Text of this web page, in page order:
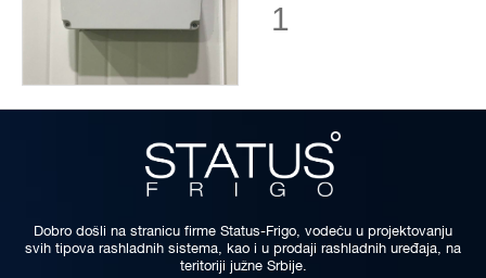
1
Dobro došli na stranicu firme Status-Frigo, vodeću u projektovanju
svih tipova rashladnih sistema, kao i u prodaji rashladnih uređaja, na
teritoriji južne Srbije.